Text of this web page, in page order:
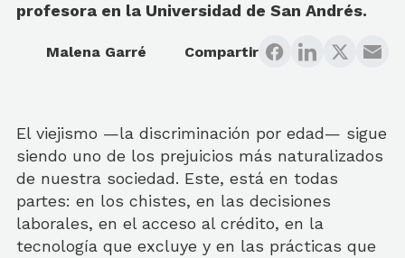
profesora en la Universidad de San Andrés.
Malena Garré Compartir
El viejismo —la discriminación por edad— sigue
siendo uno de los prejuicios más naturalizados
de nuestra sociedad. Este, está en todas
partes: en los chistes, en las decisiones
laborales, en el acceso al crédito, en la
tecnología que excluye y en las prácticas que